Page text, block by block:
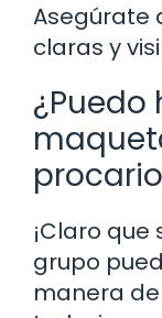
Asegúrate
claras y
¿Puedo
¡Claro
grupo
manera